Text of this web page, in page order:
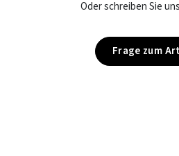
Oder schreiben Sie
Frage zum